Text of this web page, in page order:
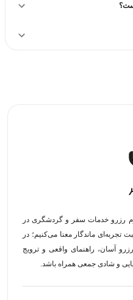
رزرو خدمات سفر و گردشگری در
تجربه‌ای ماندگار معنا می‌کنیم؛ در
آسان، راهنمای واقعی و ترویج
و شادی جمعی همراه باشد.